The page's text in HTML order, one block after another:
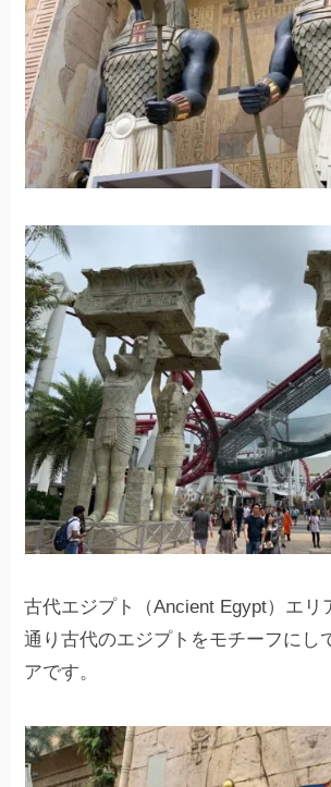
古代エジプト（Ancient Egypt）エリ
通り古代のエジプトをモチーフにし
アです。